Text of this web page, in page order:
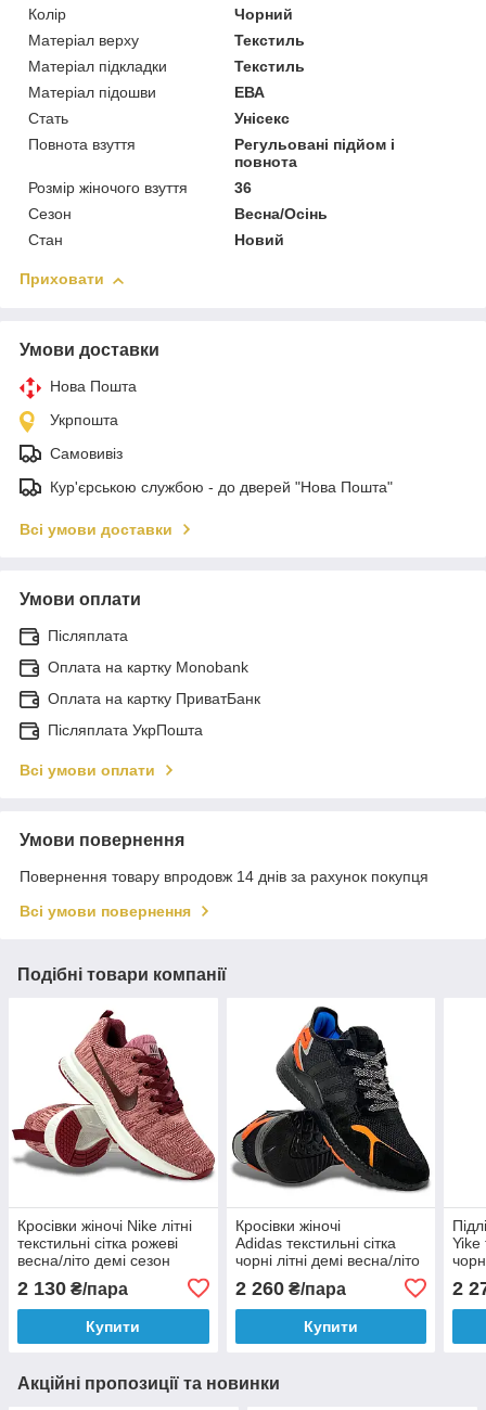
Колір
Чорний
Матеріал верху
Текстиль
Матеріал підкладки
Текстиль
Матеріал підошви
ЕВА
Стать
Унісекс
Повнота взуття
Регульовані підйом і
повнота
Розмір жіночого взуття
36
Сезон
Весна/Осінь
Стан
Новий
Приховати
Умови доставки
Нова Пошта
Укрпошта
Самовивіз
Кур'єрською службою - до дверей "Нова Пошта"
Всі умови доставки
Умови оплати
Післяплата
Оплата на картку Monobank
Оплата на картку ПриватБанк
Післяплата УкрПошта
Всі умови оплати
Умови повернення
Повернення товару впродовж 14 днів за рахунок покупця
Всі умови повернення
Подібні товари компанії
Кросівки жіночі Nike літні
текстильні сітка рожеві
весна/літо демі сезон
2 130 ₴/пара
Купити
Кросівки жіночі
Adidas текстильні сітка
чорні літні демі весна/літо
2 260₴/пара
Купити
Yike
2
Акційні пропозиції та новинки